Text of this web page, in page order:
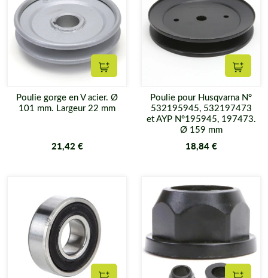
Ajouter au panier
Poulie gorge en V acier. Ø
101 mm. Largeur 22 mm
21,42 €
Poulie pour Husqvarna N°
532195945, 532197473
et AYP N°195945, 197473.
Ø 159 mm
18,84 €